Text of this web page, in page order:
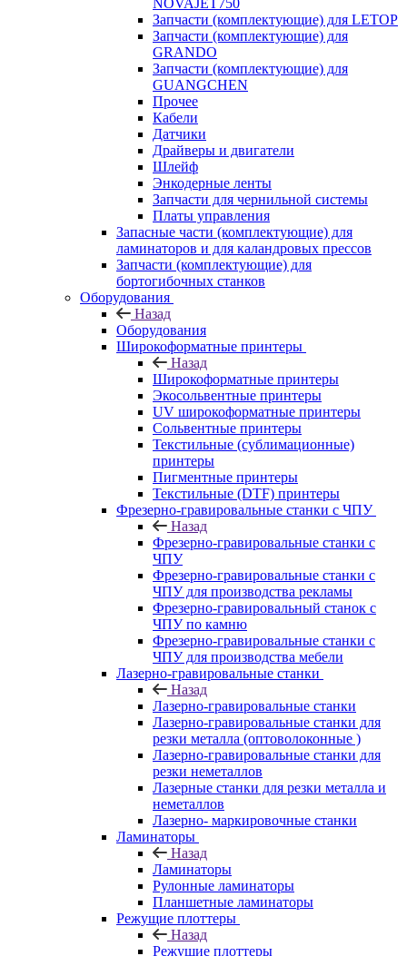
NOVAJET750
Запчасти (комплектующие) для LETOP
Запчасти (комплектующие) для
GRANDO
Запчасти (комплектующие) для
GUANGCHEN
Прочее
Кабели
Датчики
Драйверы и двигатели
Шлейф
Энкодерные ленты
Запчасти для чернильной системы
Платы управления
Запасные части (комплектующие) для
ламинаторов и для каландровых прессов
Запчасти (комплектующие) для
бортогибочных станков
Оборудования
Назад
Оборудования
Широкоформатные принтеры
Назад
Широкоформатные принтеры
Экосольвентные принтеры
UV широкоформатные принтеры
Сольвентные принтеры
Текстильные (сублимационные)
принтеры
Пигментные принтеры
Текстильные (DTF) принтеры
Фрезерно-гравировальные станки с ЧПУ
Назад
Фрезерно-гравировальные станки с
ЧПУ
Фрезерно-гравировальные станки с
ЧПУ для производства рекламы
Фрезерно-гравировальный станок с
ЧПУ по камню
Фрезерно-гравировальные станки с
ЧПУ для производства мебели
Лазерно-гравировальные станки
Назад
Лазерно-гравировальные станки
Лазерно-гравировальные станки для
резки металла (оптоволоконные )
Лазерно-гравировальные станки для
резки неметаллов
Лазерные станки для резки металла и
неметаллов
Лазерно- маркировочные станки
Ламинаторы
Назад
Ламинаторы
Рулонные ламинаторы
Планшетные ламинаторы
Режущие плоттеры
Назад
Режущие плоттеры